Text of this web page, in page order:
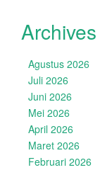
Archives
Agustus 2026
Juli 2026
Juni 2026
Mei 2026
April 2026
Maret 2026
Februari 2026